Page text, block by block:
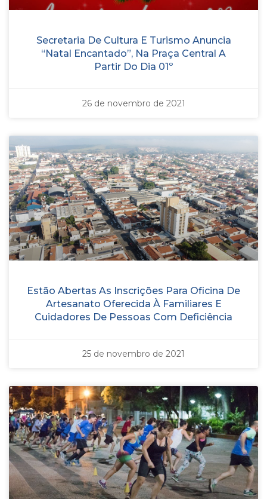
Secretaria De Cultura E Turismo Anuncia
“Natal Encantado”, Na Praça Central A
Partir Do Dia 01º
26 de novembro de 2021
Estão Abertas As Inscrições Para Oficina De
Artesanato Oferecida À Familiares E
Cuidadores De Pessoas Com Deficiência
25 de novembro de 2021